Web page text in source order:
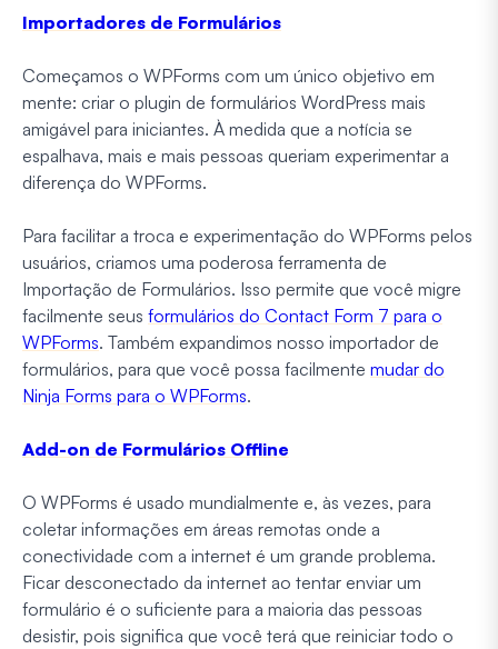
Importadores de Formulários
Começamos o WPForms com um único objetivo em
mente: criar o plugin de formulários WordPress mais
amigável para iniciantes. À medida que a notícia se
espalhava, mais e mais pessoas queriam experimentar a
diferença do WPForms.
Para facilitar a troca e experimentação do WPForms pelos
usuários, criamos uma poderosa ferramenta de
Importação de Formulários. Isso permite que você migre
facilmente seus formulários do Contact Form 7 para o
WPForms. Também expandimos nosso importador de
formulários, para que você possa facilmente mudar do
Ninja Forms para o WPForms.
Add-on de Formulários Offline
O WPForms é usado mundialmente e, às vezes, para
coletar informações em áreas remotas onde a
conectividade com a internet é um grande problema.
Ficar desconectado da internet ao tentar enviar um
formulário é o suficiente para a maioria das pessoas
desistir, pois significa que você terá que reiniciar todo o